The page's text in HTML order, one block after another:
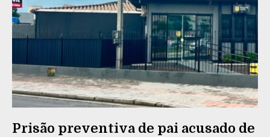
Prisão preventiva de pai acusado de